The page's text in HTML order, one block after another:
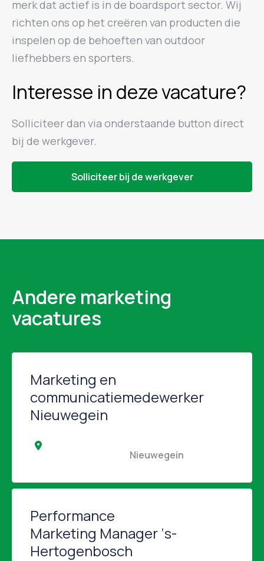
merk dat actief is in de boardsport sector. Wij
richten ons op het creëren van producten die
inspelen op de behoeften van outdoor
liefhebbers en sporters.
Interesse in deze vacature?
Solliciteer dan via onderstaande button direct
bij de werkgever.
Solliciteer bij de werkgever
Andere marketing
vacatures
Marketing en
communicatiemedewerker
Nieuwegein
Performance
Marketing Manager ‘s-
Hertogenbosch